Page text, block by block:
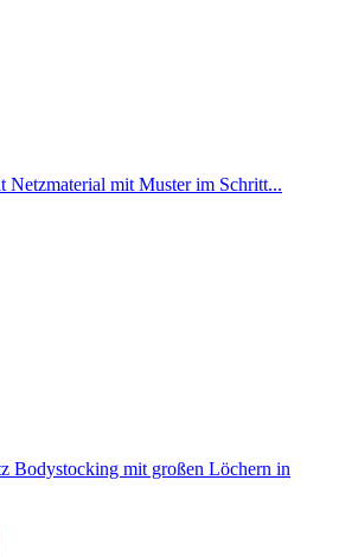
Netzmaterial mit Muster im Schritt...
Bodystocking mit großen Löchern in